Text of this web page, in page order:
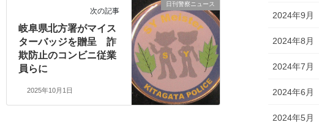
日刊警察ニュース
次の記事
岐阜県北方署がマイス
ターバッジを贈呈 詐
欺防止のコンビニ従業
員らに
2025年10月1日
2024年9月
2024年8月
2024年7月
2024年6月
2024年5月